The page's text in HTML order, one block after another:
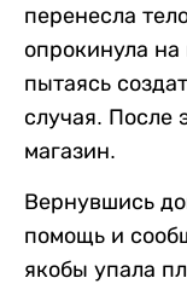
перенесла
опрокинула на
пытаясь
случая. После
магазин.
Вернувшись
помощь и
якобы упала